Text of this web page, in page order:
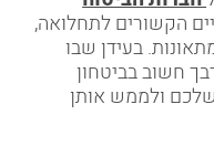
הקשורים לתחלואה,
בעידן שבו
חשוב בביטחון
ולממש אותן